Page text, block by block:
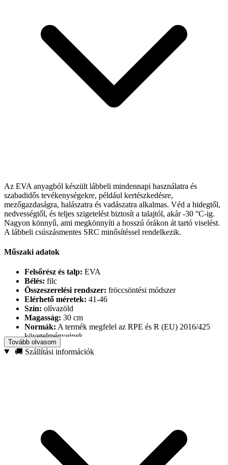
Az EVA anyagból készült lábbeli mindennapi használatra és
szabadidős tevékenységekre, például kertészkedésre,
mezőgazdaságra, halászatra és vadászatra alkalmas. Véd a hidegtől,
nedvességtől, és teljes szigetelést biztosít a talajtól, akár -30 °C-ig.
Nagyon könnyű, ami megkönnyíti a hosszú órákon át tartó viselést.
A lábbeli csúszásmentes SRC minősítéssel rendelkezik.
Műszaki adatok
Felsőrész és talp: EVA
Bélés: filc
Összeszerelési rendszer: fröccsöntési módszer
Elérhető méretek: 41-46
Szín: olívazöld
Magasság: 30 cm
Normák: A termék megfelel az RPE és R (EU) 2016/425
követelményeinek
Tovább olvasom
🚚 Szállítási információk